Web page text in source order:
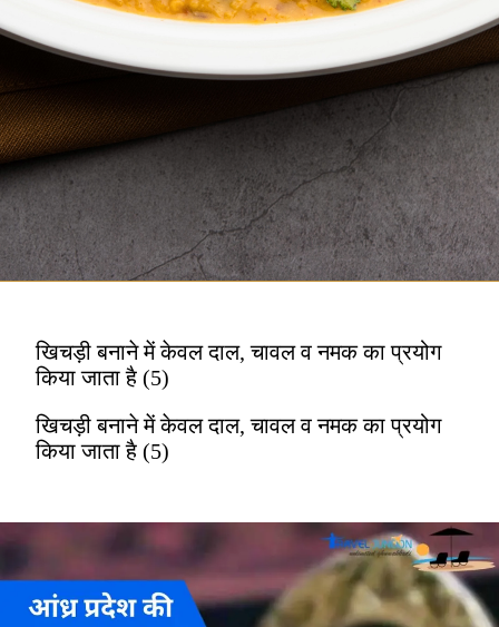
खिचड़ी बनाने में केवल दाल, चावल व नमक का प्रयोग
किया जाता है (5)
खिचड़ी बनाने में केवल दाल, चावल व नमक का प्रयोग
किया जाता है (5)